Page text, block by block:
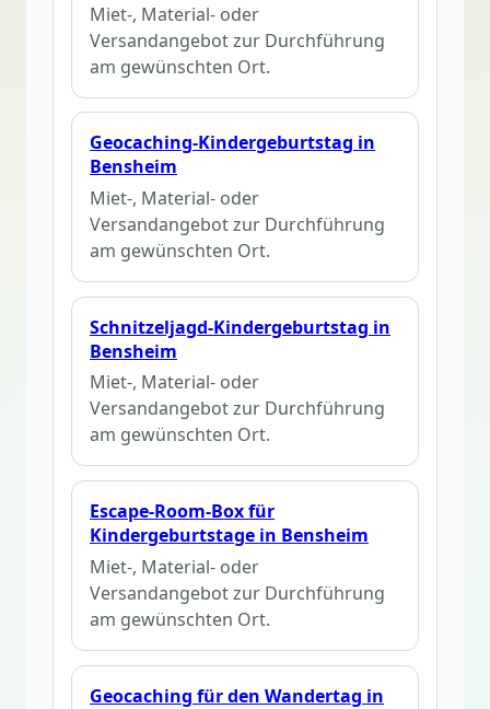
Miet-, Material- oder
Versandangebot zur Durchführung
am gewünschten Ort.
Geocaching-Kindergeburtstag in
Bensheim
Miet-, Material- oder
Versandangebot zur Durchführung
am gewünschten Ort.
Schnitzeljagd-Kindergeburtstag in
Bensheim
Miet-, Material- oder
Versandangebot zur Durchführung
am gewünschten Ort.
Escape-Room-Box für
Kindergeburtstage in Bensheim
Miet-, Material- oder
Versandangebot zur Durchführung
am gewünschten Ort.
Geocaching für den Wandertag in